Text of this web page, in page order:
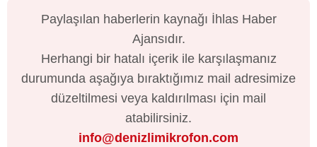
Paylaşılan haberlerin kaynağı İhlas Haber
Ajansıdır.
Herhangi bir hatalı içerik ile karşılaşmanız
durumunda aşağıya bıraktığımız mail adresimize
düzeltilmesi veya kaldırılması için mail
atabilirsiniz.
info@denizlimikrofon.com